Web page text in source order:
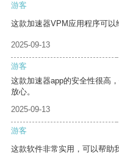
游客
这款加速器VPM应用程序可以
2025-09-13
游客
这款加速器app的安全性很高
放心。
2025-09-13
游客
这款软件非常实用，可以帮助